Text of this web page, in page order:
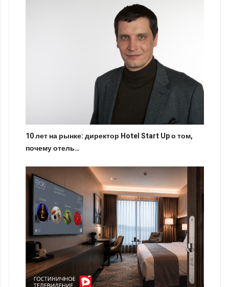
10 лет на рынке: директор Hotel Start Up о том,
почему отель…